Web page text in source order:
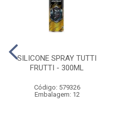
SILICONE SPRAY TUTTI
FRUTTI - 300ML
Código: 579326
Embalagem: 12